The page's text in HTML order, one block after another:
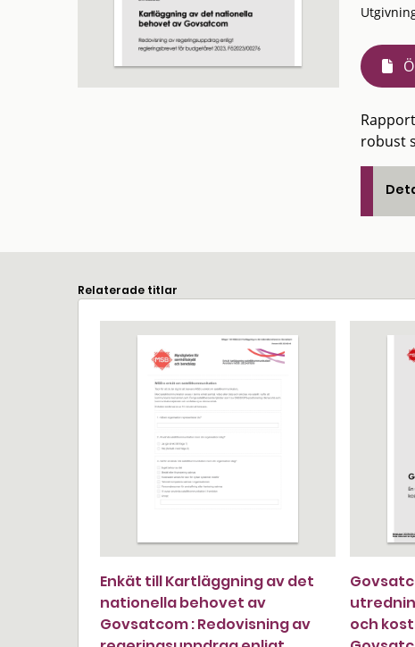
robust
Relaterade titlar
Enkät till Kartläggning av det
nationella behovet av
Govsatcom : Redovisning av
och